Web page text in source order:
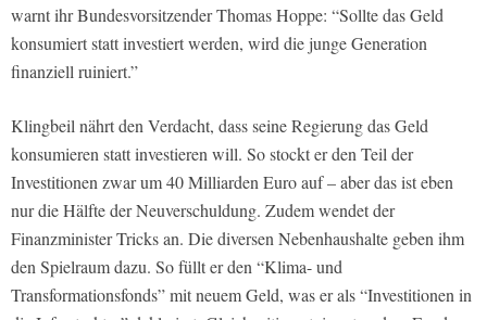
warnt ihr Bundesvorsitzender Thomas Hoppe: “Sollte das Geld
konsumiert statt investiert werden, wird die junge Generation
finanziell ruiniert.”
Klingbeil nährt den Verdacht, dass seine Regierung das Geld
konsumieren statt investieren will. So stockt er den Teil der
Investitionen zwar um 40 Milliarden Euro auf – aber das ist eben
nur die Hälfte der Neuverschuldung. Zudem wendet der
Finanzminister Tricks an. Die diversen Nebenhaushalte geben ihm
den Spielraum dazu. So füllt er den “Klima- und
Transformationsfonds” mit neuem Geld, was er als “Investitionen in